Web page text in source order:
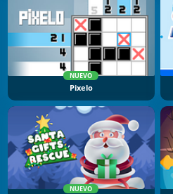
NUEVO
Pixelo
NUEVO